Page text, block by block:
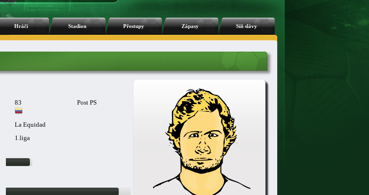
Hráči Stadion Přestupy Zápasy Síň slávy
83
Post PS
La Equidad
1.liga